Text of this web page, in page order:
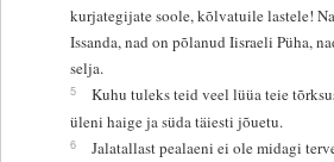
kurjategijate soole, kõlvatuile lastele!
Issanda, nad on põlanud Iisraeli Püha,
selja.
5
Kuhu tuleks teid veel lüüa teie
üleni haige ja süda täiesti jõuetu.
6
Jalatallast pealaeni ei ole midagi